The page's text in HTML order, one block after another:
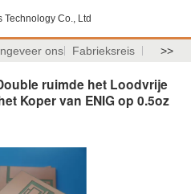
Co., Ltd
ons Fabrieksreis >>
ruimde het Loodvrije
Koper van ENIG op 0.5oz